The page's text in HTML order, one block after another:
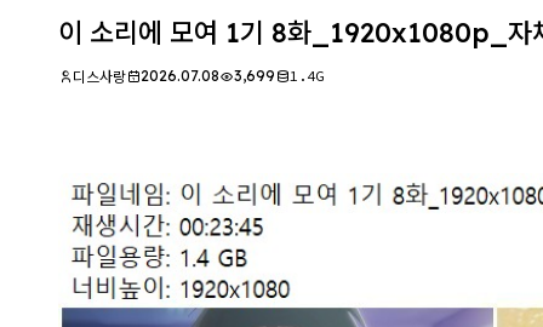
이 소리에 모여 1기 8화_1920x1080p_자
디스사랑 2026.07.08 3,699 1.4G